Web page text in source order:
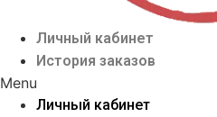
Личный кабинет
История заказов
Menu
Личный кабинет